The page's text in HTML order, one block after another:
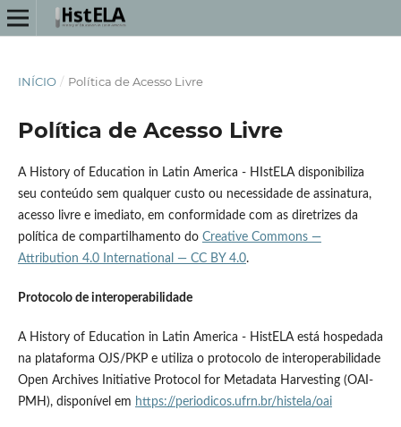
INÍCIO / Política de Acesso Livre
Política de Acesso Livre
A History of Education in Latin America - HIstELA disponibiliza
seu conteúdo sem qualquer custo ou necessidade de assinatura,
acesso livre e imediato, em conformidade com as diretrizes da
política de compartilhamento do Creative Commons —
Attribution 4.0 International — CC BY 4.0.
Protocolo de interoperabilidade
A History of Education in Latin America - HistELA está hospedada
na plataforma OJS/PKP e utiliza o protocolo de interoperabilidade
Open Archives Initiative Protocol for Metadata Harvesting (OAI-
PMH), disponível em https://periodicos.ufrn.br/histela/oai